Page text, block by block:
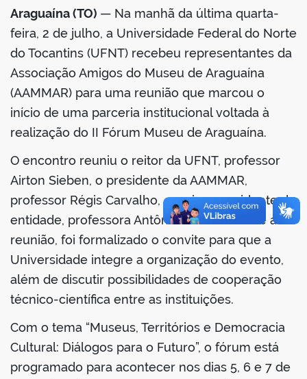
Araguaína (TO) — Na manhã da última quarta-
feira, 2 de julho, a Universidade Federal do Norte
do Tocantins (UFNT) recebeu representantes da
Associação Amigos do Museu de Araguaína
(AAMMAR) para uma reunião que marcou o
início de uma parceria institucional voltada à
realização do II Fórum Museu de Araguaína.
O encontro reuniu o reitor da UFNT, professor
Airton Sieben, o presidente da AAMMAR,
professor Régis Carvalho, e a vice-presidente da
entidade, professora Antônia Alves. Durante a
reunião, foi formalizado o convite para que a
Universidade integre a organização do evento,
além de discutir possibilidades de cooperação
técnico-científica entre as instituições.
Com o tema “Museus, Territórios e Democracia
Cultural: Diálogos para o Futuro”, o fórum está
programado para acontecer nos dias 5, 6 e 7 de